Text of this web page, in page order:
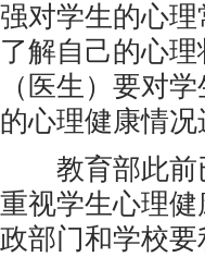
强对学生的心
了解自己的心
（医生）要对
的心理健康情
教育部此前
重视学生心理
政部门和学校